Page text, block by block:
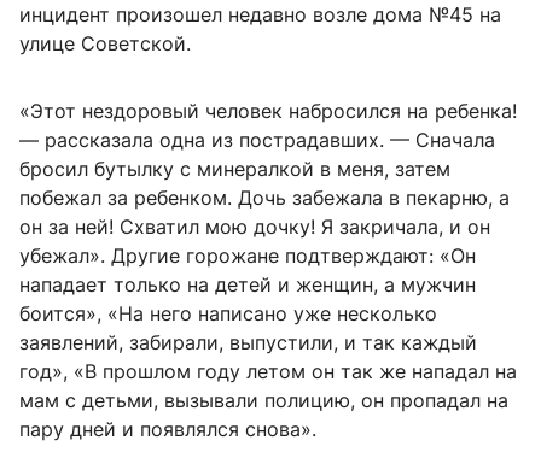
инцидент произошел недавно возле дома №45 на
улице Советской.
«Этот нездоровый человек набросился на ребенка!
— рассказала одна из пострадавших. — Сначала
бросил бутылку с минералкой в меня, затем
побежал за ребенком. Дочь забежала в пекарню, а
он за ней! Схватил мою дочку! Я закричала, и он
убежал». Другие горожане подтверждают: «Он
нападает только на детей и женщин, а мужчин
боится», «На него написано уже несколько
заявлений, забирали, выпустили, и так каждый
год», «В прошлом году летом он так же нападал на
мам с детьми, вызывали полицию, он пропадал на
пару дней и появлялся снова».